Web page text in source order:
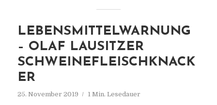
LEBENSMITTELWARNUNG
– OLAF LAUSITZER
SCHWEINEFLEISCHKNACK
ER
25. November 2019 1 Min. Lesedauer